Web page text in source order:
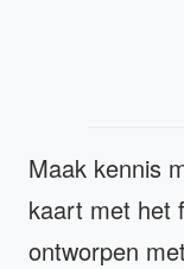
Maak kennis
kaart met het
ontworpen